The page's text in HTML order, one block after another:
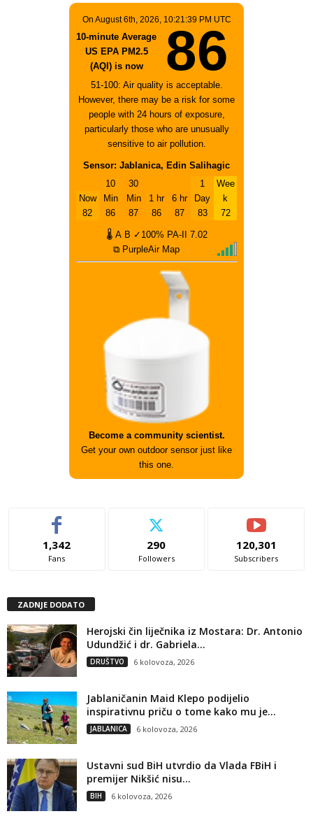
On August 6th, 2026, 10:21:39 PM UTC
10-minute Average
US EPA PM2.5
(AQI) is now
86
51-100: Air quality is acceptable.
However, there may be a risk for some
people with 24 hours of exposure,
particularly those who are unusually
sensitive to air pollution.
Sensor: Jablanica, Edin Salihagic
Now
82
10
Min
86
30
Min
87
1 hr
86
6 hr
87
1
Day
83
Wee
k
72
🌡 A B ✓100% PA-II
7.02
⧉ PurpleAir Map
Become a community scientist.
Get your own outdoor sensor just like
this one.
1,342
Fans
290
Followers
120,301
Subscribers
ZADNJE DODATO
Herojski čin liječnika iz Mostara: Dr. Antonio
Udundžić i dr. Gabriela...
DRUŠTVO 6 kolovoza, 2026
Jablaničanin Maid Klepo podijelio
inspirativnu priču o tome kako mu je...
JABLANICA 6 kolovoza, 2026
Ustavni sud BiH utvrdio da Vlada FBiH i
premijer Nikšić nisu...
BIH 6 kolovoza, 2026